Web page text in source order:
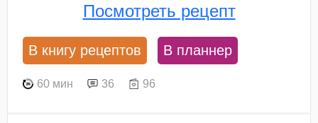
Посмотреть рецепт
В книгу рецептов В планнер
60 мин 36 96